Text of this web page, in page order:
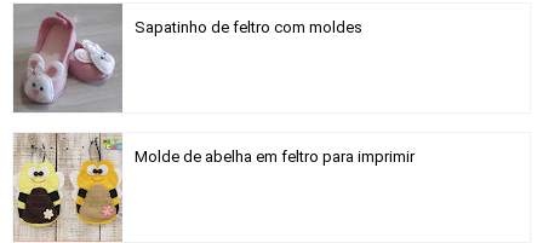
Sapatinho de feltro com moldes
Molde de abelha em feltro para imprimir